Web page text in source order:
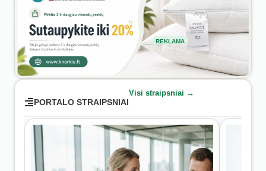
REKLAMA
PORTALO STRAIPSNIAI
Visi straipsniai →